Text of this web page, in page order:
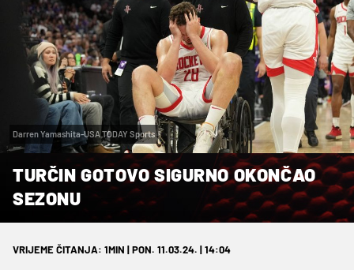
Darren Yamashita-USA TODAY Sports
TURČIN GOTOVO SIGURNO OKONČAO
SEZONU
VRIJEME ČITANJA: 1MIN | PON. 11.03.24. | 14:04